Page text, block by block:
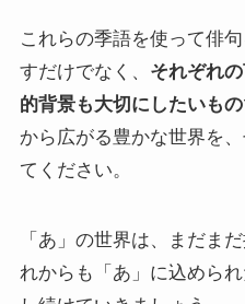
これらの季語を使って俳
すだけでなく、 それぞれ
的背景も大切にしたいもの
から広がる豊かな世界を
てください。
「あ」の世界は、まだま
れからも「あ」に込めら